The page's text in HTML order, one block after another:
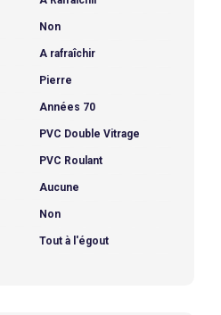
Non
A rafraîchir
Pierre
Années 70
PVC Double Vitrage
PVC Roulant
Aucune
Non
Tout à l'égout